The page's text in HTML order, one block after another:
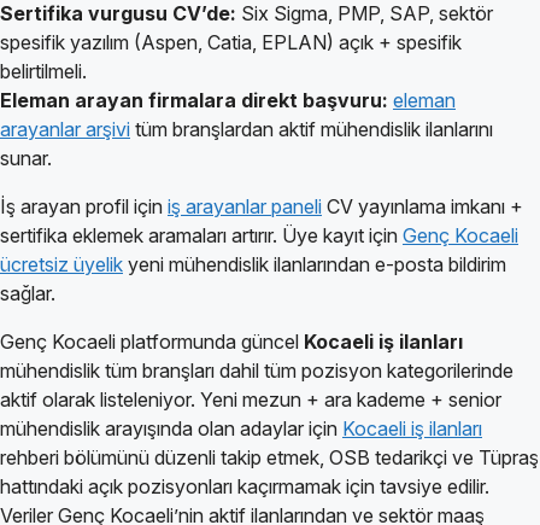
Sertifika vurgusu CV’de: Six Sigma, PMP, SAP, sektör
spesifik yazılım (Aspen, Catia, EPLAN) açık + spesifik
belirtilmeli.
Eleman arayan firmalara direkt başvuru: eleman
arayanlar arşivi tüm branşlardan aktif mühendislik ilanlarını
sunar.
İş arayan profil için iş arayanlar paneli CV yayınlama imkanı +
sertifika eklemek aramaları artırır. Üye kayıt için Genç Kocaeli
ücretsiz üyelik yeni mühendislik ilanlarından e-posta bildirim
sağlar.
Genç Kocaeli platformunda güncel Kocaeli iş ilanları
mühendislik tüm branşları dahil tüm pozisyon kategorilerinde
aktif olarak listeleniyor. Yeni mezun + ara kademe + senior
mühendislik arayışında olan adaylar için Kocaeli iş ilanları
rehberi bölümünü düzenli takip etmek, OSB tedarikçi ve Tüpraş
hattındaki açık pozisyonları kaçırmamak için tavsiye edilir.
Veriler Genç Kocaeli’nin aktif ilanlarından ve sektör maaş